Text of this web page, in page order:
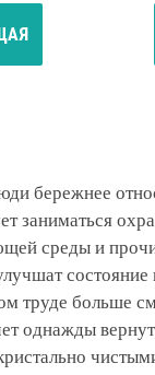
бережнее
заниматься
среды и
состояние
труде больше
однажды